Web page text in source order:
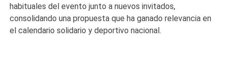
habituales del evento junto a nuevos invitados,
consolidando una propuesta que ha ganado relevancia en
el calendario solidario y deportivo nacional.